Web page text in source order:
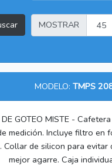
MOSTRAR
MODELO:TMPS
DE GOTEO MISTE -
medición. Incluye filtro en
Collar de silicon para evitar
mejor agarre. Caja